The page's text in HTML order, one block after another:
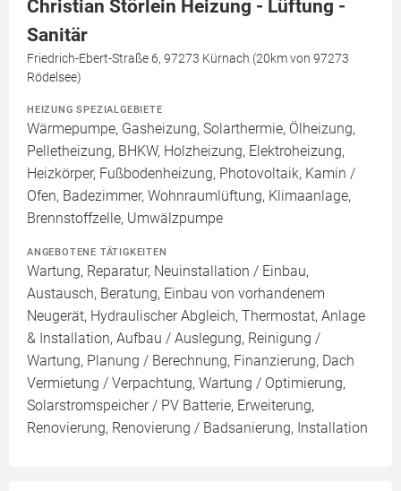
Christian Störlein Heizung - Lüftung -
Sanitär
Friedrich-Ebert-Straße 6, 97273 Kürnach (20km von 97273
Rödelsee)
HEIZUNG SPEZIALGEBIETE
Wärmepumpe, Gasheizung, Solarthermie, Ölheizung,
Pelletheizung, BHKW, Holzheizung, Elektroheizung,
Heizkörper, Fußbodenheizung, Photovoltaik, Kamin /
Ofen, Badezimmer, Wohnraumlüftung, Klimaanlage,
Brennstoffzelle, Umwälzpumpe
ANGEBOTENE TÄTIGKEITEN
Wartung, Reparatur, Neuinstallation / Einbau,
Austausch, Beratung, Einbau von vorhandenem
Neugerät, Hydraulischer Abgleich, Thermostat, Anlage
& Installation, Aufbau / Auslegung, Reinigung /
Wartung, Planung / Berechnung, Finanzierung, Dach
Vermietung / Verpachtung, Wartung / Optimierung,
Solarstromspeicher / PV Batterie, Erweiterung,
Renovierung, Renovierung / Badsanierung, Installation